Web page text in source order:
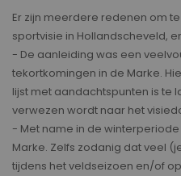
Er zijn meerdere redenen om
sportvisie in Hollandscheveld,
- De aanleiding was een
tekortkomingen in de Marke.
lijst met aandachtspunten is te
verwezen wordt naar het
- Met name in de
Marke. Zelfs zodanig dat veel
tijdens het veldseizoen en/of